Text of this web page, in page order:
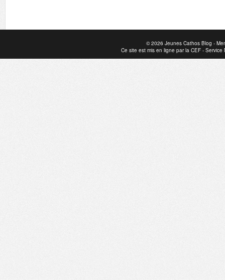
© 2026Jeunes Cathos Blog-
Ce site est mis en ligne par laCEF-Service